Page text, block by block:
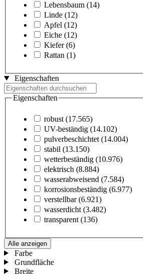
Lebensbaum (14)
Linde (12)
Apfel (12)
Eiche (12)
Kiefer (6)
Rattan (1)
Eigenschaften
Eigenschaften
robust (17.565)
UV-beständig (14.102)
pulverbeschichtet (14.004)
stabil (13.150)
wetterbeständig (10.976)
elektrisch (8.884)
wasserabweisend (7.584)
korrosionsbeständig (6.977)
verstellbar (6.921)
wasserdicht (3.482)
transparent (136)
Alle anzeigen
Farbe
Grundfläche
Breite